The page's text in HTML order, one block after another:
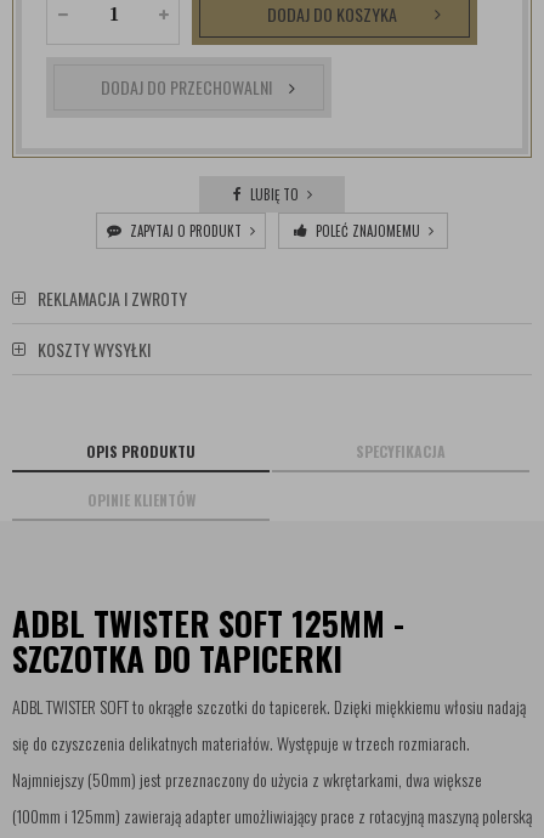
DODAJ DO KOSZYKA
DODAJ DO PRZECHOWALNI
LUBIĘ TO
ZAPYTAJ O PRODUKT
POLEĆ ZNAJOMEMU
REKLAMACJA I ZWROTY
KOSZTY WYSYŁKI
OPIS PRODUKTU SPECYFIKACJA
OPINIE KLIENTÓW
ADBL TWISTER SOFT 125MM -
SZCZOTKA DO TAPICERKI
ADBL TWISTER SOFT to okrągłe szczotki do tapicerek. Dzięki miękkiemu włosiu nadają
się do czyszczenia delikatnych materiałów. Występuje w trzech rozmiarach.
Najmniejszy (50mm) jest przeznaczony do użycia z wkrętarkami, dwa większe
(100mm i 125mm) zawierają adapter umożliwiający prace z rotacyjną maszyną polerską